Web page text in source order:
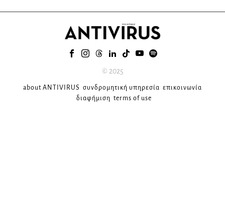
© 2025
about ANTIVIRUS συνδρομητική υπηρεσία επικοινωνία
διαφήμιση terms of use